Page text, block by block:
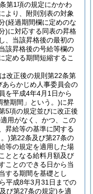
第1項の規定にかかわ
より、附則別表の対象
(経過期間欄に定めのな
)に対応する同表の昇格
、当該昇格後の最初の
該昇格後の号給等欄の
定める期間短縮するこ
改正後の規則第22条第
らかじめ人事委員会の
を平成4年4月1日から
整期間」という。)に昇
5項の規定並びに改正後
用がなく、かつ、この
昇給等の基準に関する
)第22条及び第27条の
等の規定を適用した場
ととなる給料月額及び
ことのできる日から当
する期間を基礎とし
平成8年3月31日までの
び第27条の規定)を適